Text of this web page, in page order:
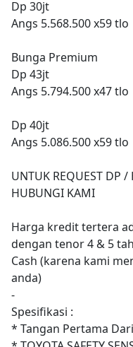
Dp 30jt
Angs 5.568.500 x59 tlo
Bunga Premium
Dp 43jt
Angs 5.794.500 x47 tlo
Dp 40jt
Angs 5.086.500 x59 tlo
UNTUK REQUEST DP
HUBUNGI KAMI
Harga kredit tertera
dengan tenor 4 & 5
Cash (karena kami
anda)
-
Spesifikasi :
* Tangan Pertama